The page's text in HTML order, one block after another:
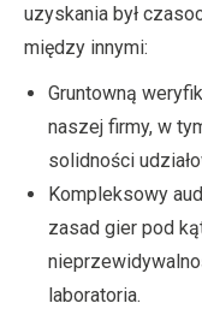
uzyskania był
między innymi:
Gruntowną
naszej firmy, w
solidności
Kompleksowy
zasad gier pod
laboratoria.